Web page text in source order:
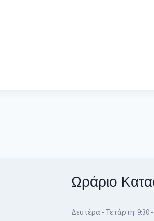
Ωράριο
Δευτέρα - Τετάρτη: 9:30 -